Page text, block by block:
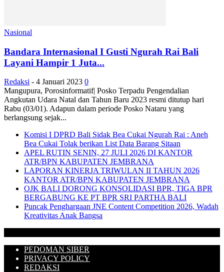
Nasional
Bandara Internasional I Gusti Ngurah Rai Bali
Layani Hampir 1 Juta...
Redaksi - 4 Januari 2023 0
Mangupura, Porosinformatif| Posko Terpadu Pengendalian
Angkutan Udara Natal dan Tahun Baru 2023 resmi ditutup hari
Rabu (03/01). Adapun dalam periode Posko Nataru yang
berlangsung sejak...
Komisi I DPRD Bali Sidak Bea Cukai Ngurah Rai : Aneh
Bea Cukai Tolak berikan List Data Barang Sitaan
APEL RUTIN SENIN, 27 JULI 2026 DI KANTOR
ATR/BPN KABUPATEN JEMBRANA
LAPORAN KINERJA TRIWULAN II TAHUN 2026
KANTOR ATR/BPN KABUPATEN JEMBRANA
OJK BALI DORONG KONSOLIDASI BPR, TIGA BPR
BERGABUNG KE PT BPR SRI PARTHA BALI
Puncak Penghargaan JNE Content Competition 2026, Wadah
Kreativitas Anak Bangsa
PEDOMAN SIBER
PRIVACY POLICY
REDAKSI